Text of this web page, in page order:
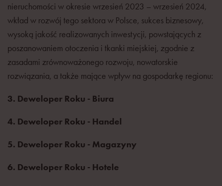
nieruchomości w okresie wrzesień 2023 – wrzesień 2024,
wkład w rozwój tego sektora w Polsce, sukces biznesowy,
wysoką jakość realizowanych inwestycji, powstających z
poszanowaniem otoczenia i tkanki miejskiej, zgodnie z
zasadami zrównoważonego rozwoju, nowatorskie
rozwiązania, a także mające wpływ na gospodarkę regionu:
3. Deweloper Roku - Biura
4. Deweloper Roku - Handel
5. Deweloper Roku - Magazyny
6. Deweloper Roku - Hotele